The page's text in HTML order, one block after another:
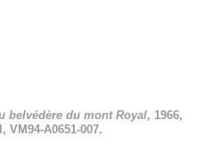
belvédère du mont Royal, 1966,
A0651-007.